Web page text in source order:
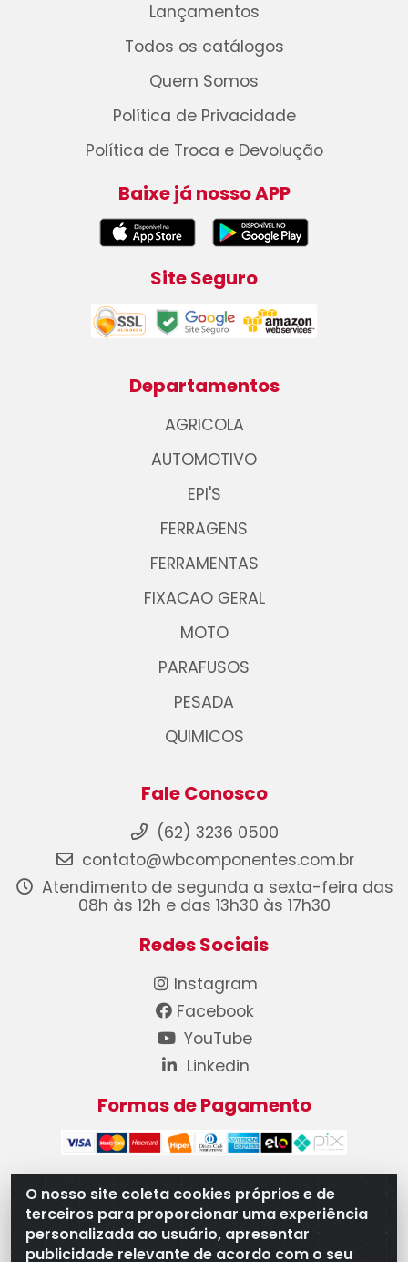
O nosso site coleta cookies próprios e de
terceiros para proporcionar uma experiência
personalizada ao usuário, apresentar
publicidade relevante de acordo com o seu
Lançamentos
Todos os catálogos
Quem Somos
Política de Privacidade
Política de Troca e Devolução
Baixe já nosso APP
Site Seguro
Departamentos
AGRICOLA
AUTOMOTIVO
EPI'S
FERRAGENS
FERRAMENTAS
FIXACAO GERAL
MOTO
PARAFUSOS
PESADA
QUIMICOS
Fale Conosco
(62) 3236 0500
contato@wbcomponentes.com.br
Atendimento de segunda a sexta-feira das
08h às 12h e das 13h30 às 17h30
Redes Sociais
Instagram
Facebook
YouTube
Linkedin
Formas de Pagamento
WB Componentes Automotivos LTDA - CNPJ
08.528.393/0001-12 - Rua do Níquel, 667 - Parque
Oeste Industrial, Goiânia/GO - CEP 74375-660